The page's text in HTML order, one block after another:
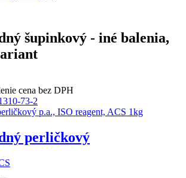
šupinkový - iné balenia,
cena bez DPH
73-2
perličkový